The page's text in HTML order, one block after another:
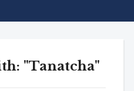
"Tanatcha"